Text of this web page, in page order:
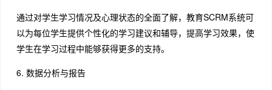
通过对学生学习情况及心理状态的全面了解，教育SCRM系统可
以为每位学生提供个性化的学习建议和辅导，提高学习效果，使
学生在学习过程中能够获得更多的支持。
6. 数据分析与报告